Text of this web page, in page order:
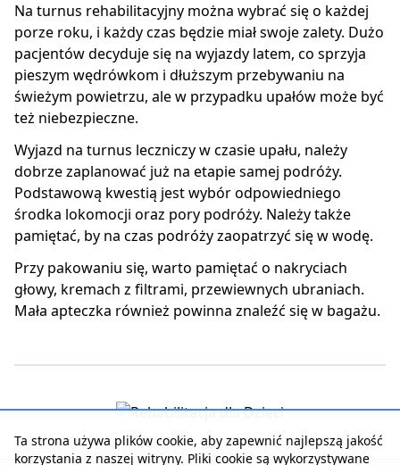
Na turnus rehabilitacyjny można wybrać się o każdej
porze roku, i każdy czas będzie miał swoje zalety. Dużo
pacjentów decyduje się na wyjazdy latem, co sprzyja
pieszym wędrówkom i dłuższym przebywaniu na
świeżym powietrzu, ale w przypadku upałów może być
też niebezpieczne.
Wyjazd na turnus leczniczy w czasie upału, należy
dobrze zaplanować już na etapie samej podróży.
Podstawową kwestią jest wybór odpowiedniego
środka lokomocji oraz pory podróży. Należy także
pamiętać, by na czas podróży zaopatrzyć się w wodę.
Przy pakowaniu się, warto pamiętać o nakryciach
głowy, kremach z filtrami, przewiewnych ubraniach.
Mała apteczka również powinna znaleźć się w bagażu.
Ta strona używa plików cookie, aby zapewnić najlepszą jakość
korzystania z naszej witryny. Pliki cookie są wykorzystywane